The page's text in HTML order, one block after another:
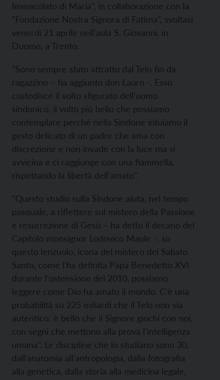
Immacolato di Maria", in collaborazione con la
"Fondazione Nostra Signora di Fatima", svoltasi
venerdì 21 aprile nell'aula S. Giovanni, in
Duomo, a Trento.
"Sono sempre stato attratto dal Telo fin da
ragazzino – ha aggiunto don Lauro -. Esso
custodisce il volto sfigurato dell'uomo
sindonico, il volto più bello che possiamo
contemplare perché nella Sindone intuiamo il
gesto delicato di un padre che ama con
discrezione e non invade con la luce ma si
avvicina e ci raggiunge con una fiammella,
rispettando la libertà dell'amato".
"Questo studio sulla Sindone aiuta, nel tempo
pasquale, a riflettere sul mistero della Passione
e resurrezione di Gesù – ha detto il decano del
Capitolo monsignor Lodovico Maule -: su
questo lenzuolo, icona del mistero del Sabato
Santo, come l'ha definita Papa Benedetto XVI
durante l'ostensione del 2010, possiamo
leggere come Dio ha amato il mondo. C'è una
probabilità su 225 miliardi che il Telo non sia
autentico: è bello che il Signore giochi con noi,
con segni che mettono alla prova l'intelligenza
umana". Le discipline che lo studiano sono 30,
dall'anatomia all'antropologia, dalla fotografia
alla genetica, dalla storia alla medicina legale,